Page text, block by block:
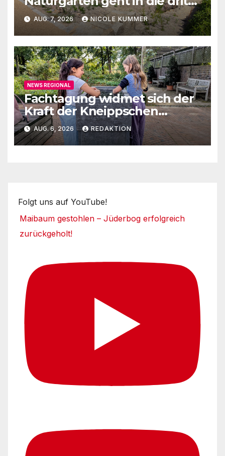
Runde
AUG. 7, 2026 NICOLE KUMMER
NEWS REGIONAL
Fachtagung widmet sich der
Kraft der Kneippschen
Elemente
AUG. 6, 2026 REDAKTION
Folgt uns auf YouTube!
Maibaum gestohlen – Jüderbog erfolgreich
zurückgeholt!